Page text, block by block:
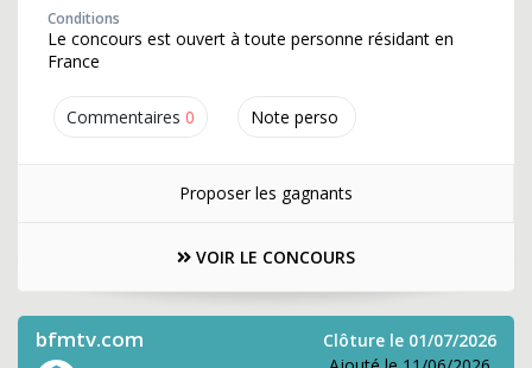
Commentaires 0 Note perso
Conditions
Le concours est ouvert à toute personne résidant en
France
Proposer les gagnants
VOIR LE CONCOURS
bfmtv.com
Clôture le 01/07/2026